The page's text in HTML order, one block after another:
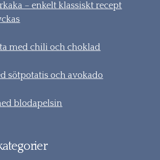
– enkelt klassiskt recept
med chili och choklad
sötpotatis och avokado
blodapelsin